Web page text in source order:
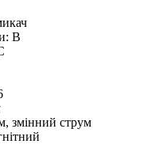
B
змінний струм